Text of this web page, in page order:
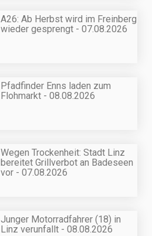
A26: Ab Herbst wird im Freinberg
wieder gesprengt - 07.08.2026
Pfadfinder Enns laden zum
Flohmarkt - 08.08.2026
Wegen Trockenheit: Stadt Linz
bereitet Grillverbot an Badeseen
vor - 07.08.2026
Junger Motorradfahrer (18) in
Linz verunfallt - 08.08.2026